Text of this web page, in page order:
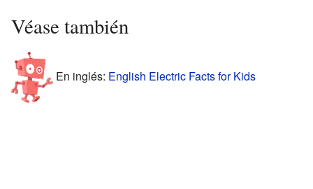
Véase también
En inglés: English Electric Facts for Kids